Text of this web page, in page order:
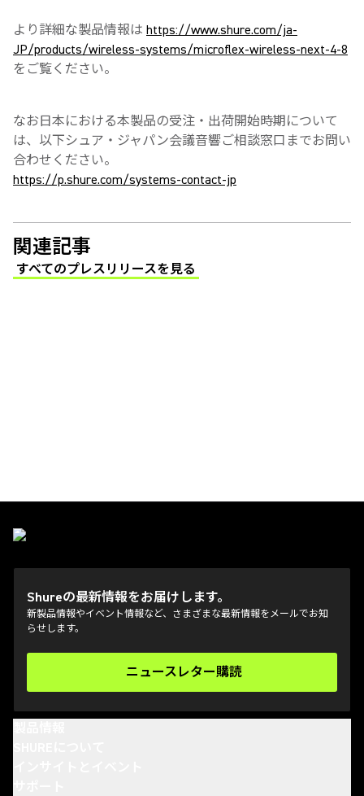
より詳細な製品情報は https://www.shure.com/ja-
JP/products/wireless-systems/microflex-wireless-next-4-8
をご覧ください。
なお日本における本製品の受注・出荷開始時期について
は、以下シュア・ジャパン会議音響ご相談窓口までお問い
合わせください。
https://p.shure.com/systems-contact-jp
関連記事
すべてのプレスリリースを見る
(Opens in a new tab)
Shureの最新情報をお届けします。
新製品情報やイベント情報など、さまざまな最新情報をメールでお知
らせします。
ニュースレター購読
(Opens in a new tab)